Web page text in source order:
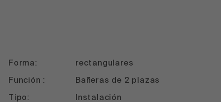
Forma: rectangulares
Función : Bañeras de 2 plazas
Tipo: Instalación